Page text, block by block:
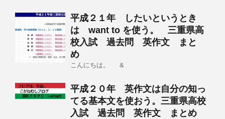
平成２１年 したいというとき
は want to を使う。 三重県高
校入試 過去問 英作文 まと
め
こんにちは。 &
平成２０年 英作文は自分の知っ
てる基本文を使おう。三重県高校
入試 過去問 英作文 まとめ